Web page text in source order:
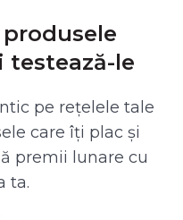
testează-le
pe rețelele tale
care îți plac și
premii lunare cu
ta.